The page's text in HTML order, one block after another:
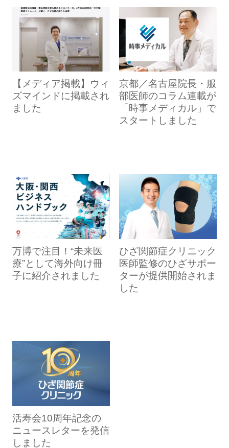
【メディア掲載】ウィ
ズマインドに掲載され
ました
京都／名古屋院長・服
部医師のコラム連載が
「時事メディカル」で
スタートしました
万博で注目！“未来医
療”として海外向け冊
子に紹介されました
ひざ関節症クリニック
医師監修のひざサポー
ターが提供開始されま
した
活寿会10周年記念の
ニュースレターを発信
しました